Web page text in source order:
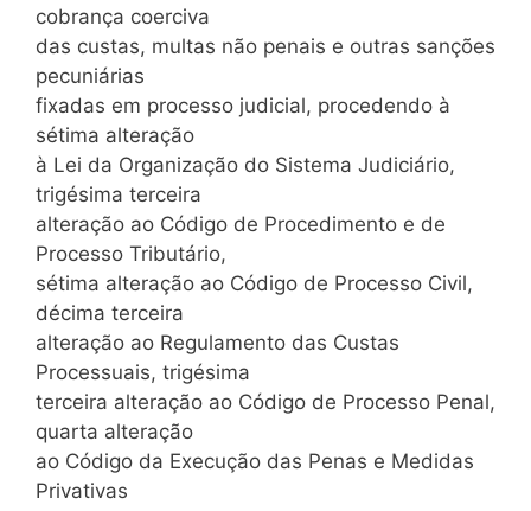
cobrança coerciva
das custas, multas não penais e outras sanções
pecuniárias
fixadas em processo judicial, procedendo à
sétima alteração
à Lei da Organização do Sistema Judiciário,
trigésima terceira
alteração ao Código de Procedimento e de
Processo Tributário,
sétima alteração ao Código de Processo Civil,
décima terceira
alteração ao Regulamento das Custas
Processuais, trigésima
terceira alteração ao Código de Processo Penal,
quarta alteração
ao Código da Execução das Penas e Medidas
Privativas